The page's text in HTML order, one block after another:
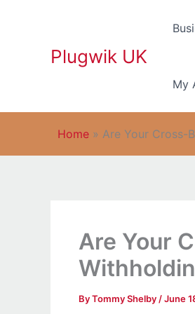
Plugwik UK
My
Home » Are Your Cross-
Are Your
ByTommy Shelby /June